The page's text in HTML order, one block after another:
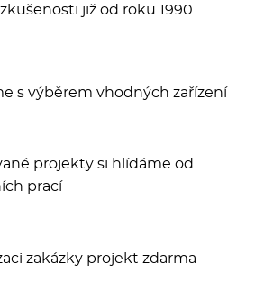
již od roku 1990
s výběrem vhodných zařízení
projekty si hlídáme od
prací
zakázky projekt zdarma